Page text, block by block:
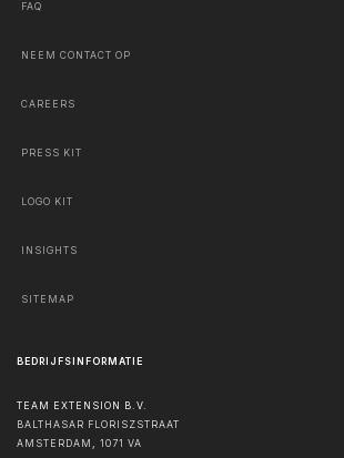
FAQ
NEEM CONTACT OP
CAREERS
PRESS KIT
LOGO KIT
INSIGHTS
SITEMAP
BEDRIJFSINFORMATIE
TEAM EXTENSION B.V.
BALTHASAR FLORISZSTRAAT
AMSTERDAM
1071 VA